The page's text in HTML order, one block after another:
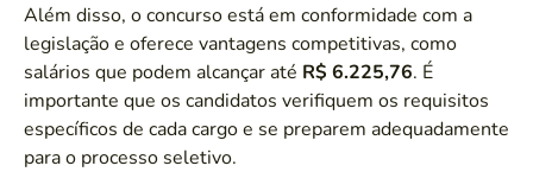
Além disso, o concurso está em conformidade com a
legislação e oferece vantagens competitivas, como
salários que podem alcançar até R$ 6.225,76. É
importante que os candidatos verifiquem os requisitos
específicos de cada cargo e se preparem adequadamente
para o processo seletivo.